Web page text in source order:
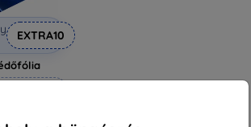
EXTRA10